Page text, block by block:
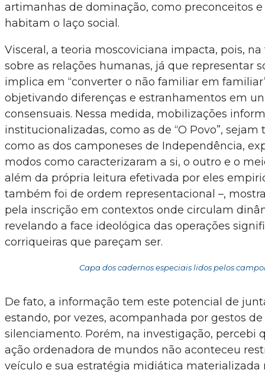
artimanhas de dominação, como preconceitos
habitam o laço social.
Visceral, a teoria moscoviciana impacta, pois,
sobre as relações humanas, já que representar
implica em “converter o não familiar em
objetivando diferenças e estranhamentos em
consensuais. Nessa medida, mobilizações
institucionalizadas, como as de “O Povo”, sejam
como as dos camponeses de Independência,
modos como caracterizaram a si, o outro e o
além da própria leitura efetivada por eles
também foi de ordem representacional –,
pela inscrição em contextos onde circulam
revelando a face ideológica das operações
corriqueiras que pareçam ser.
Capa dos cadernos especiais lidos pelos
De fato, a informação tem este potencial de
estando, por vezes, acompanhada por gestos
silenciamento. Porém, na investigação, percebi
ação ordenadora de mundos não aconteceu
veículo e sua estratégia midiática materializada